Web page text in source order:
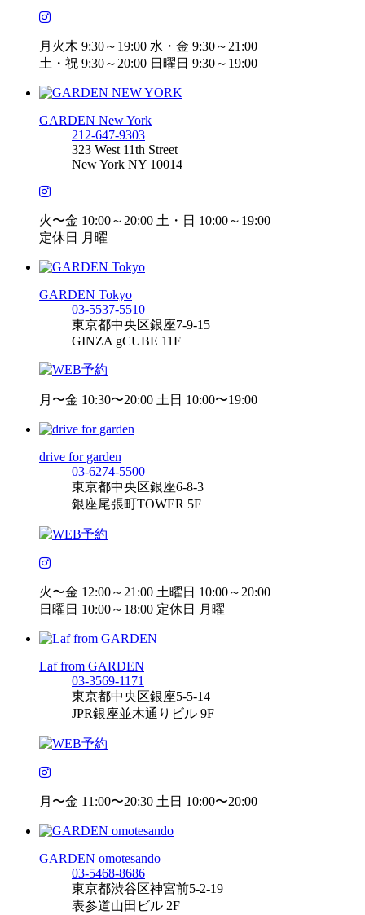
月火木 9:30～19:00 水・金 9:30～21:00
土・祝 9:30～20:00 日曜日 9:30～19:00
GARDEN New York
212-647-9303
323 West 11th Street
New York NY 10014
火〜金 10:00～20:00 土・日 10:00～19:00
定休日 月曜
GARDEN Tokyo
03-5537-5510
東京都中央区銀座7-9-15
GINZA gCUBE 11F
月〜金 10:30〜20:00 土日 10:00〜19:00
drive for garden
03-6274-5500
東京都中央区銀座6-8-3
銀座尾張町TOWER 5F
火〜金 12:00～21:00 土曜日 10:00～20:00
日曜日 10:00～18:00 定休日 月曜
Laf from GARDEN
03-3569-1171
東京都中央区銀座5-5-14
JPR銀座並木通りビル 9F
月〜金 11:00〜20:30 土日 10:00〜20:00
GARDEN omotesando
03-5468-8686
東京都渋谷区神宮前5-2-19
表参道山田ビル 2F